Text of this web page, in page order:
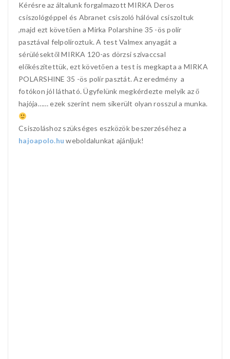
Kérésre az általunk forgalmazott MIRKA Deros
csiszológéppel és Abranet csiszoló hálóval csiszoltuk
,majd ezt követően a Mirka Polarshine 35 -ös polír
pasztával felpolíroztuk. A test Valmex anyagát a
sérülésektől MIRKA 120-as dörzsi szivaccsal
előkészítettük, ezt követően a test is megkapta a MIRKA
POLARSHINE 35 -ös polír pasztát. Az eredmény a
fotókon jól látható. Ügyfelünk megkérdezte melyik az ő
hajója…… ezek szerint nem sikerült olyan rosszul a munka.
Csiszoláshoz szükséges eszközök beszerzéséhez a
hajoapolo.hu weboldalunkat ajánljuk!